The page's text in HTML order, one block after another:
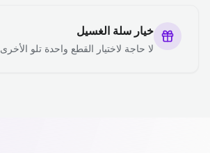
خيار سلة الغسيل
لا حاجة لاختيار القطع واحدة تلو الأخرى